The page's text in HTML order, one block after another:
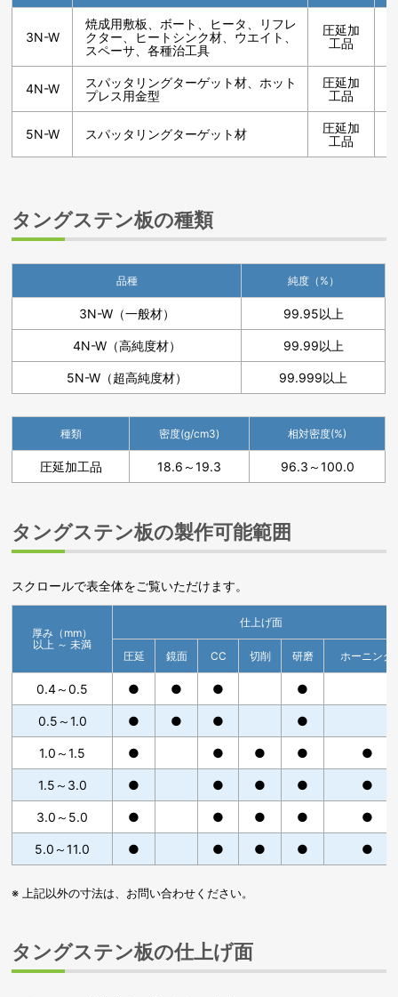
3N-W
焼成用敷板、ボート、ヒータ、リフレ
クター、ヒートシンク材、ウエイト、
スペーサ、各種治工具
圧延加
工品
4N-W
スパッタリングターゲット材、ホット
プレス用金型
圧延加
工品
5N-W スパッタリングターゲット材
圧延加
工品
タングステン板の種類
品種 純度（%）
3N-W（一般材） 99.95以上
4N-W（高純度材） 99.99以上
5N-W（超高純度材） 99.999以上
種類 密度(g/cm3) 相対密度(%)
圧延加工品 18.6～19.3 96.3～100.0
タングステン板の製作可能範囲
スクロールで表全体をご覧いただけます。
厚み（mm）
以上 ～ 未満
仕上げ面
圧延 鏡面 CC 切削 研磨 ホーニング
0.4～0.5 ● ● ● ●
0.5～1.0 ● ● ● ●
1.0～1.5 ● ● ● ● ●
1.5～3.0 ● ● ● ● ●
3.0～5.0 ● ● ● ● ●
5.0～11.0 ● ● ● ● ●
※ 上記以外の寸法は、お問い合わせください。
タングステン板の仕上げ面